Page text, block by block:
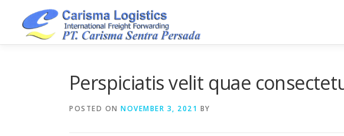
content
Perspiciatis velit quae
POSTED ON NOVEMBER 3, 2021 BY